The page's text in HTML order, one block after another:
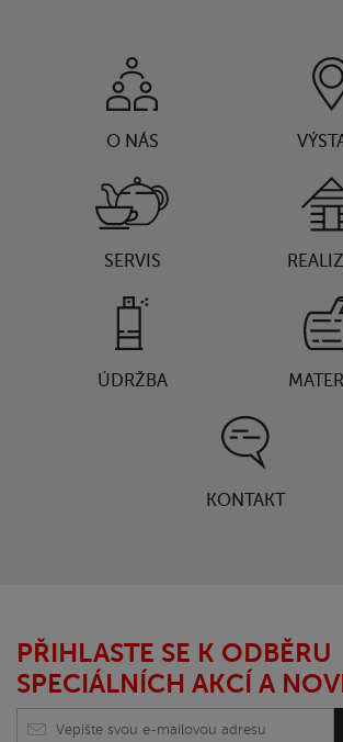
O NÁS
SERVIS
ÚDRŽBA
KONTAKT
PŘIHLASTE SE K ODBĚRU
SPECIÁLNÍCH AKCÍ A